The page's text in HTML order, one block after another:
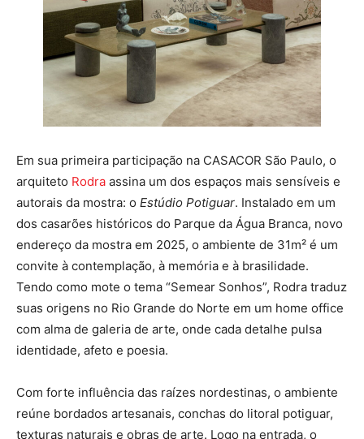
Em sua primeira participação na CASACOR São Paulo, o
arquiteto Rodra assina um dos espaços mais sensíveis e
autorais da mostra: o Estúdio Potiguar. Instalado em um
dos casarões históricos do Parque da Água Branca, novo
endereço da mostra em 2025, o ambiente de 31m² é um
convite à contemplação, à memória e à brasilidade.
Tendo como mote o tema “Semear Sonhos”, Rodra traduz
suas origens no Rio Grande do Norte em um home office
com alma de galeria de arte, onde cada detalhe pulsa
identidade, afeto e poesia.
Com forte influência das raízes nordestinas, o ambiente
reúne bordados artesanais, conchas do litoral potiguar,
texturas naturais e obras de arte. Logo na entrada, o